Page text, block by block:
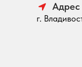
Адрес
г.